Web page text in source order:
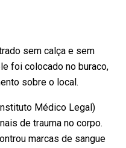
sem calça e sem
foi colocado no buraco,
sobre o local.
Médico Legal)
de trauma no corpo.
marcas de sangue